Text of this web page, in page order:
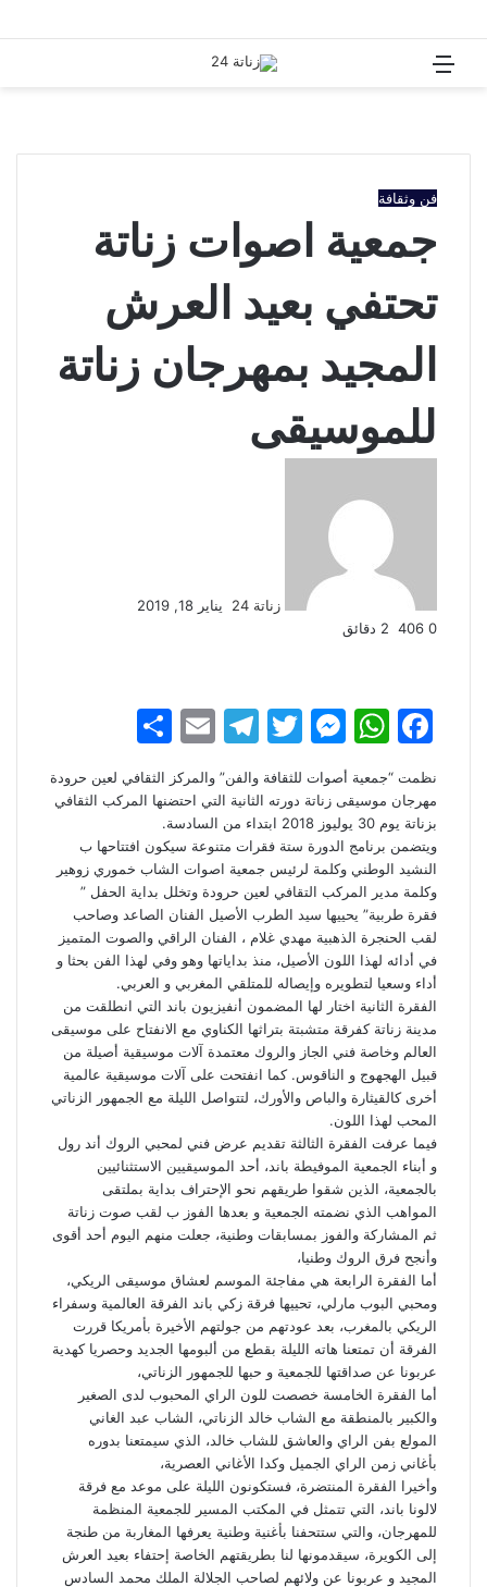
القائمة
فن وثقافة
جمعية اصوات زناتة
تحتفي بعيد العرش
المجيد بمهرجان زناتة
للموسيقى
زناتة 24
يناير 18, 2019
0
F
a
c
e
b
o
o
k
W
h
at
s
A
p
p
M
e
s
s
e
n
g
er
T
w
itt
er
T
el
e
gr
a
m
E
m
ai
l
ar
e
نظمت “جمعية أصوات للثقافة والفن” والمركز الثقافي لعين حرودة
مهرجان موسيقى زناتة دورته الثانية التي احتضنها المركب الثقافي
بزناتة يوم 30 يوليوز 2018 ابتداء من السادسة.
ويتضمن برنامج الدورة ستة فقرات متنوعة سيكون افتتاحها ب
النشيد الوطني وكلمة لرئيس جمعية اصوات الشاب خموري زوهير
وكلمة مدير المركب التقافي لعين حرودة وتخلل بداية الحفل ”
فقرة طربية” يحييها سيد الطرب الأصيل الفنان الصاعد وصاحب
لقب الحنجرة الذهبية مهدي غلام ، الفنان الراقي والصوت المتميز
في أدائه لهذا اللون الأصيل، منذ بداياتها وهو وفي لهذا الفن بحثا و
أداء وسعيا لتطويره وإيصاله للمتلقي المغربي و العربي.
الفقرة الثانية اختار لها المضمون أنفيزيون باند التي انطلقت من
مدينة زناتة كفرقة متشبتة بتراثها الكناوي مع الانفتاح على موسيقى
العالم وخاصة فني الجاز والروك معتمدة آلات موسيقية أصيلة من
قبيل الهجهوج و الناقوس. كما انفتحت على آلات موسيقية عالمية
أخرى كالقيثارة والباص والأورك، لتتواصل الليلة مع الجمهور الزناتي
المحب لهذا اللون.
فيما عرفت الفقرة الثالثة تقديم عرض فني لمحبي الروك أند رول
و أبناء الجمعية الموفيطة باند، أحد الموسيقيين الاستثنائيين
بالجمعية، الذين شقوا طريقهم نحو الإحتراف بداية بملتقى
المواهب الذي نضمته الجمعية و بعدها الفوز ب لقب صوت زناتة
ثم المشاركة والفوز بمسابقات وطنية، جعلت منهم اليوم أحد أقوى
وأنجح فرق الروك وطنيا،
أما الفقرة الرابعة هي مفاجئة الموسم لعشاق موسيقى الريكي،
ومحبي البوب مارلي، تحييها فرقة زكي باند الفرقة العالمية وسفراء
الريكي بالمغرب، بعد عودتهم من جولتهم الأخيرة بأمريكا قررت
الفرقة أن تمتعنا هاته الليلة بقطع من ألبومها الجديد وحصريا كهدية
عربونا عن صداقتها للجمعية و حبها للجمهور الزناتي،
أما الفقرة الخامسة خصصت للون الراي المحبوب لدى الصغير
والكبير بالمنطقة مع الشاب خالد الزناتي، الشاب عبد الغاني
المولع بفن الراي والعاشق للشاب خالد، الذي سيمتعنا بدوره
بأغاني زمن الراي الجميل وكدا الأغاني العصرية،
وأخيرا الفقرة المنتضرة، فستكونون الليلة على موعد مع فرقة
لالونا باند، التي تتمثل في المكتب المسير للجمعية المنظمة
للمهرجان، والتي ستتحفنا بأغنية وطنية يعرفها المغاربة من طنجة
إلى الكويرة، سيقدمونها لنا بطريقتهم الخاصة إحتفاء بعيد العرش
المجيد و عربونا عن ولائهم لصاحب الجلالة الملك محمد السادس